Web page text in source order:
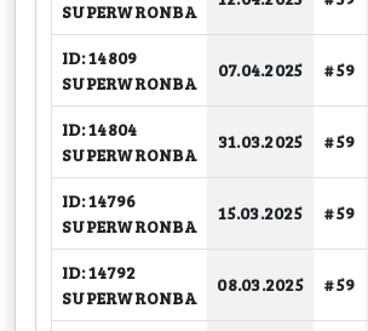
SUPERWRONBA
ID: 14809
SUPERWRONBA
07.04.2025 # 59
ID: 14804
SUPERWRONBA
31.03.2025 # 59
ID: 14796
SUPERWRONBA
15.03.2025 # 59
ID: 14792
SUPERWRONBA
08.03.2025 # 59